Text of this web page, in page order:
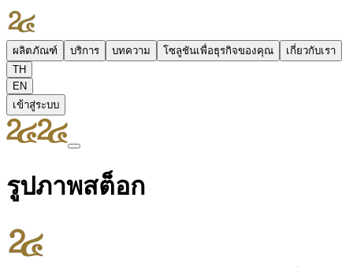
ผลิตภัณฑ์ บริการ บทความ โซลูชันเพื่อธุรกิจของคุณ
เกี่ยวกับเรา
TH
EN
เข้าสู่ระบบ
รูปภาพสต็อก